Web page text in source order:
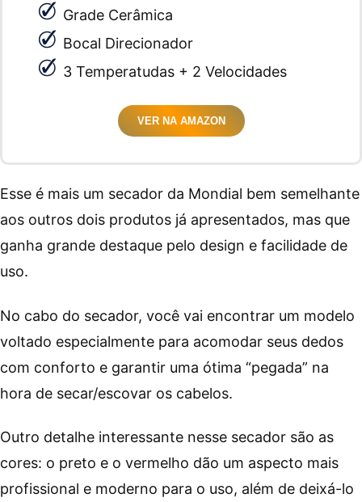
Grade Cerâmica
Bocal Direcionador
3 Temperatudas + 2 Velocidades
VER NA AMAZON
Esse é mais um secador da Mondial bem semelhante
aos outros dois produtos já apresentados, mas que
ganha grande destaque pelo design e facilidade de
uso.
No cabo do secador, você vai encontrar um modelo
voltado especialmente para acomodar seus dedos
com conforto e garantir uma ótima “pegada” na
hora de secar/escovar os cabelos.
Outro detalhe interessante nesse secador são as
cores: o preto e o vermelho dão um aspecto mais
profissional e moderno para o uso, além de deixá-lo